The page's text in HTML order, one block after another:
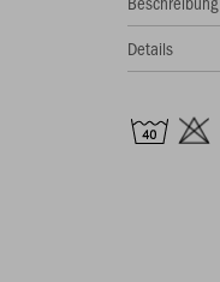
Details